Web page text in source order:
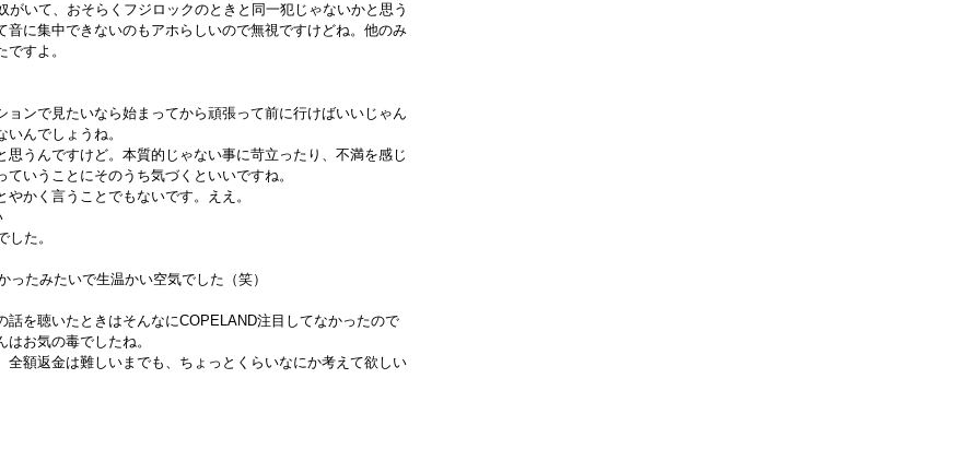
いて、おそらくフジロックのときと同一犯じゃないかと思う
音に集中できないのもアホらしいので無視ですけどね。他のみ
すよ。
ンで見たいなら始まってから頑張って前に行けばいいじゃん
んでしょうね。
うんですけど。本質的じゃない事に苛立ったり、不満を感じ
いうことにそのうち気づくといいですね。
かく言うことでもないです。ええ。
た。
たみたいで生温かい空気でした（笑）
話を聴いたときはそんなにCOPELAND注目してなかったので
お気の毒でしたね。
全額返金は難しいまでも、ちょっとくらいなにか考えて欲しい